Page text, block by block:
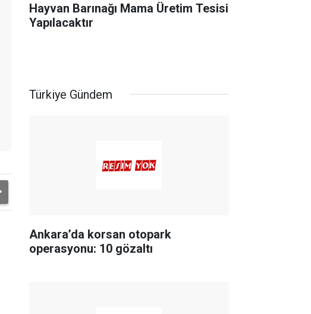
Hayvan Barınağı Mama Üretim Tesisi
Yapılacaktır
Türkiye Gündem
Ankara’da korsan otopark
operasyonu: 10 gözaltı